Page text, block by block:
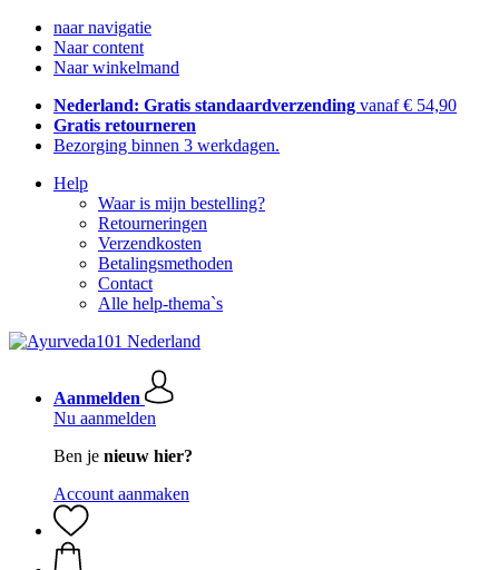
naar navigatie
Naar content
Naar winkelmand
Nederland: Gratis standaardverzending vanaf € 54,90
Gratis retourneren
Bezorging binnen 3 werkdagen.
Help
Waar is mijn bestelling?
Retourneringen
Verzendkosten
Betalingsmethoden
Contact
Alle help-thema`s
Aanmelden
Nu aanmelden
Ben je nieuw hier?
Account aanmaken